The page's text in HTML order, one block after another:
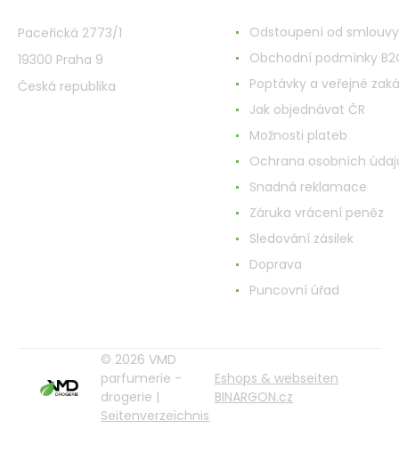
Paceřická 2773/1
19300 Praha 9
Česká republika
Odstoupení od smlouvy
Obchodní podmínky
Poptávky a veřejné
Jak objednávat ČR
Možnosti plateb
Ochrana osobních
Snadná reklamace
Záruka vrácení peněz
Sledování zásilek
Doprava
Puncovní úřad
© 2026 VMD
parfumerie -
drogerie |
Seitenverzeichnis
Eshops & webseiten
BINARGON.cz